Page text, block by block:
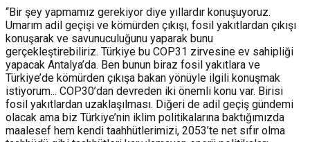
“Bir şey yapmamız gerekiyor diye yıllardır konuşuyoruz.
Umarım adil geçişi ve kömürden çıkışı, fosil yakıtlardan çıkışı
konuşarak ve savunuculuğunu yaparak bunu
gerçekleştirebiliriz. Türkiye bu COP31 zirvesine ev sahipliği
yapacak Antalya’da. Ben bunun biraz fosil yakıtlara ve
Türkiye’de kömürden çıkışa bakan yönüyle ilgili konuşmak
istiyorum... COP30’dan devreden iki önemli konu var. Birisi
fosil yakıtlardan uzaklaşılması. Diğeri de adil geçiş gündemi
olacak ama biz Türkiye’nin iklim politikalarına baktığımızda
maalesef hem kendi taahhütlerimizi, 2053’te net sıfır olma